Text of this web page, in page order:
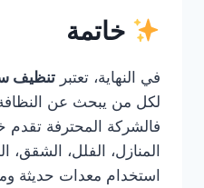
خاتمة
في النهاية، تعتبر تنظيف
لكل من يبحث عن
فالشركة المحترفة
المنازل، الفلل، الشقق،
استخدام معدات حديثة